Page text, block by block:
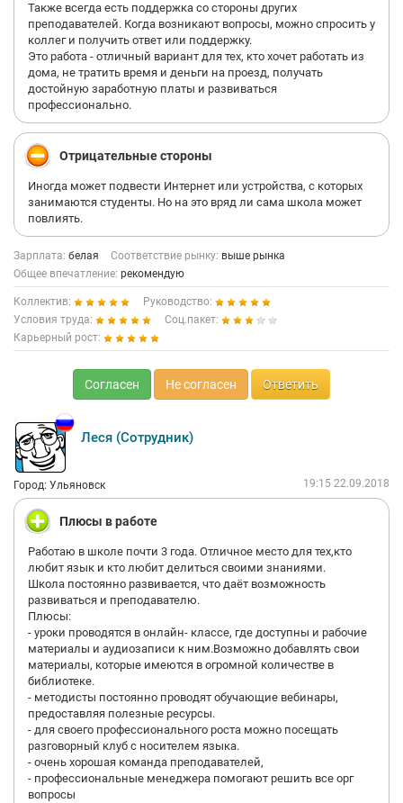
Также всегда есть поддержка со стороны других
преподавателей. Когда возникают вопросы, можно спросить у
коллег и получить ответ или поддержку.
Это работа - отличный вариант для тех, кто хочет работать из
дома, не тратить время и деньги на проезд, получать
достойную заработную платы и развиваться
профессионально.
Отрицательные стороны
Иногда может подвести Интернет или устройства, с которых
занимаются студенты. Но на это вряд ли сама школа может
повлиять.
Зарплата: белая Соответствие рынку: выше рынка
Общее впечатление: рекомендую
Коллектив:
Руководство:
Условия труда:
Соц.пакет:
Карьерный рост:
Согласен Не согласен Ответить
Леся (Сотрудник)
Город: Ульяновск 19:15 22.09.2018
Плюсы в работе
Работаю в школе почти 3 года. Отличное место для тех,кто
любит язык и кто любит делиться своими знаниями.
Школа постоянно развивается, что даёт возможность
развиваться и преподавателю.
Плюсы:
- уроки проводятся в онлайн- классе, где доступны и рабочие
материалы и аудиозаписи к ним.Возможно добавлять свои
материалы, которые имеются в огромной количестве в
библиотеке.
- методисты постоянно проводят обучающие вебинары,
предоставляя полезные ресурсы.
- для своего профессионального роста можно посещать
разговорный клуб с носителем языка.
- очень хорошая команда преподавателей,
- профессиональные менеджера помогают решить все орг
вопросы